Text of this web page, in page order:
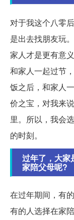
对于我这个八零
是出去找朋友玩
家人才是更有意
和家人一起过节
饭之后，和家人
价之宝，对我来
里。所以，我会
的时刻。
过年了，大家
家陪父母呢?
在过年期间，有
有的人选择在家